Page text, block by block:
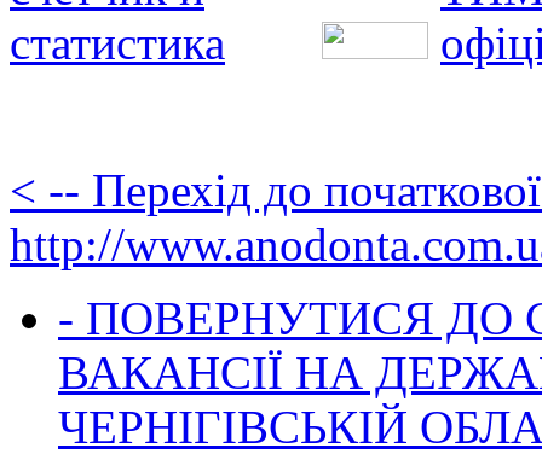
< -- Перехід до
http://
- ПОВЕРНУТИСЯ ДО
ВАКАНСІЇ НА
ЧЕРНІГІВСЬКІЙ